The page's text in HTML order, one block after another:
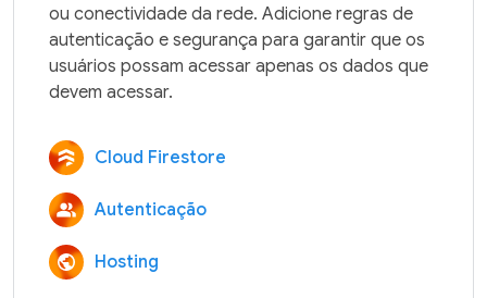
ou conectividade da rede. Adicione regras de
autenticação e segurança para garantir que os
usuários possam acessar apenas os dados que
Cloud Firestore
Autenticação
Hosting